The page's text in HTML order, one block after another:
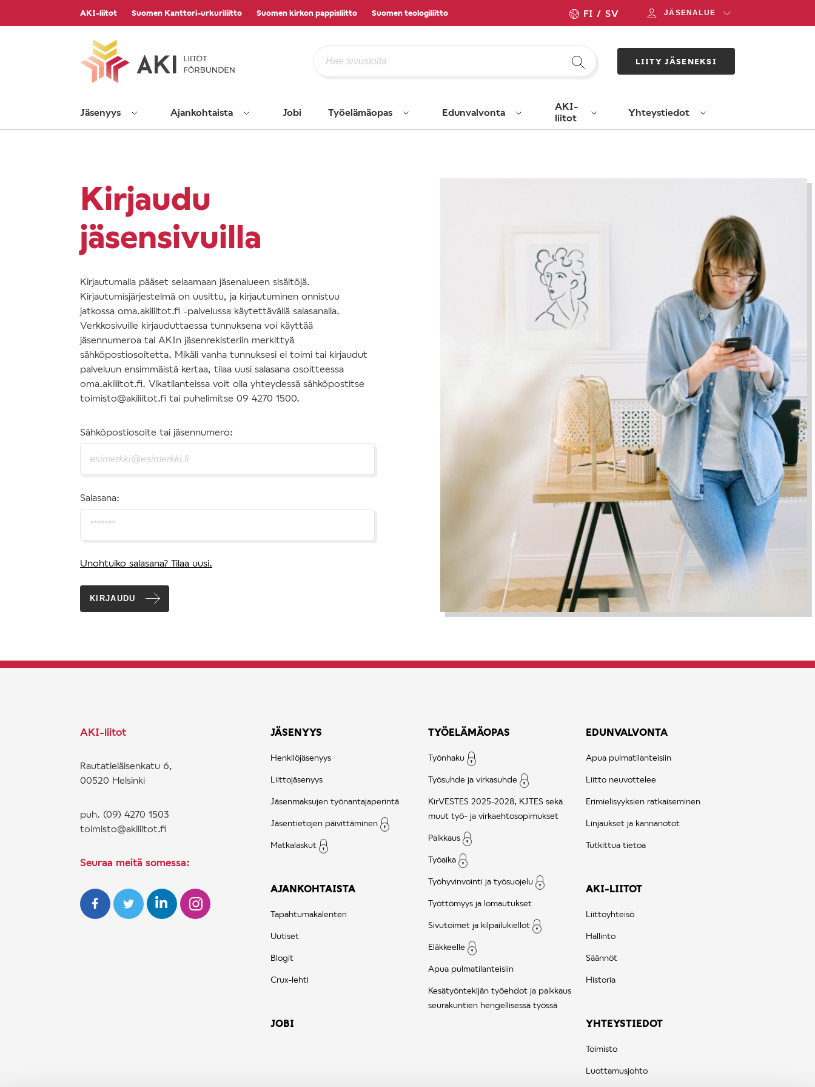
AKI-liitot Suomen Kanttori-urkuriliitto Suomen kirkon pappisliitto Suomen teologiliitto FI SV JÄSENALUE
LIITY JÄSENEKSI
Jäsenyys Ajankohtaista Jobi Työelämäopas Edunvalvonta
AKI-
liitot
Yhteystiedot
Kirjaudu
jäsensivuilla
Kirjautumalla pääset selaamaan jäsenalueen sisältöjä.
Kirjautumisjärjestelmä on uusittu, ja kirjautuminen onnistuu
jatkossa oma.akiliitot.fi -palvelussa käytettävällä salasanalla.
Verkkosivuille kirjauduttaessa tunnuksena voi käyttää
jäsennumeroa tai AKIn jäsenrekisteriin merkittyä
sähköpostiosoitetta. Mikäli vanha tunnuksesi ei toimi tai kirjaudut
palveluun ensimmäistä kertaa, tilaa uusi salasana osoitteessa
oma.akiliitot.fi. Vikatilanteissa voit olla yhteydessä sähköpostitse
toimisto@akiliitot.fi tai puhelimitse 09 4270 1500.
Sähköpostiosoite tai jäsennumero:
Salasana:
Unohtuiko salasana? Tilaa uusi.
KIRJAUDU
AKI-liitot
Rautatieläisenkatu 6,
00520 Helsinki
puh. (09) 4270 1503
toimisto@akiliitot.fi
Seuraa meitä somessa:
JÄSENYYS
Henkilöjäsenyys
Liittojäsenyys
Jäsenmaksujen työnantajaperintä
Jäsentietojen päivittäminen
Matkalaskut
AJANKOHTAISTA
Tapahtumakalenteri
Uutiset
Blogit
Crux-lehti
JOBI
TYÖELÄMÄOPAS
Työnhaku
Työsuhde ja virkasuhde
KirVESTES 2025-2028, KJTES sekä
muut työ- ja virkaehtosopimukset
Palkkaus
Työaika
Työhyvinvointi ja työsuojelu
Työttömyys ja lomautukset
Sivutoimet ja kilpailukiellot
Eläkkeelle
Apua pulmatilanteisiin
Kesätyöntekijän työehdot ja palkkaus
seurakuntien hengellisessä työssä
EDUNVALVONTA
Apua pulmatilanteisiin
Liitto neuvottelee
Erimielisyyksien ratkaiseminen
Linjaukset ja kannanotot
Tutkittua tietoa
AKI-LIITOT
Liittoyhteisö
Hallinto
Säännöt
Historia
YHTEYSTIEDOT
Toimisto
Luottamusjohto